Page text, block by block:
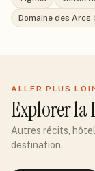
Domaine des
ALLER PLUS
Explorerla
Autres récits,
destination.